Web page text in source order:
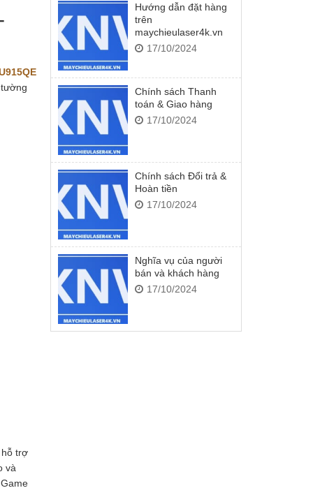
hỗ trợ
và
Hướng dẫn đặt hàng
trên
maychieulaser4k.vn
17/10/2024
Chính sách Thanh
toán & Giao hàng
17/10/2024
Chính sách Đổi trả &
Hoàn tiền
17/10/2024
Nghĩa vụ của người
bán và khách hàng
17/10/2024